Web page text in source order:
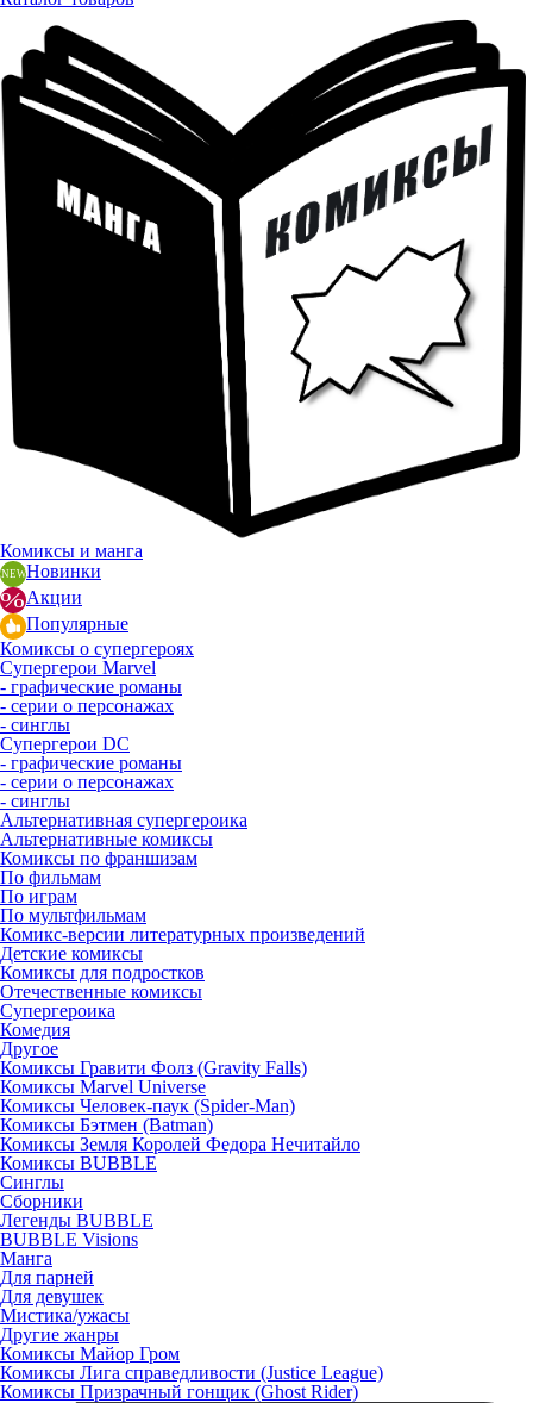
Комиксы и манга
Новинки
Акции
Популярные
Комиксы о супергероях
Супергерои Marvel
- графические романы
- серии о персонажах
- синглы
Супергерои DC
- графические романы
- серии о персонажах
- синглы
Альтернативная супергероика
Альтернативные комиксы
Комиксы по франшизам
По фильмам
По играм
По мультфильмам
Комикс-версии литературных произведений
Детские комиксы
Комиксы для подростков
Отечественные комиксы
Супергероика
Комедия
Другое
Комиксы Гравити Фолз (Gravity Falls)
Комиксы Marvel Universe
Комиксы Человек-паук (Spider-Man)
Комиксы Бэтмен (Batman)
Комиксы Земля Королей Федора Нечитайло
Комиксы BUBBLE
Синглы
Сборники
Легенды BUBBLE
BUBBLE Visions
Манга
Для парней
Для девушек
Мистика/ужасы
Другие жанры
Комиксы Майор Гром
Комиксы Лига справедливости (Justice League)
Комиксы Призрачный гонщик (Ghost Rider)